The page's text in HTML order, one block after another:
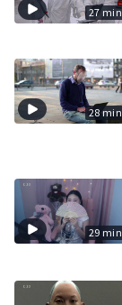
27 min
28 min
29 min